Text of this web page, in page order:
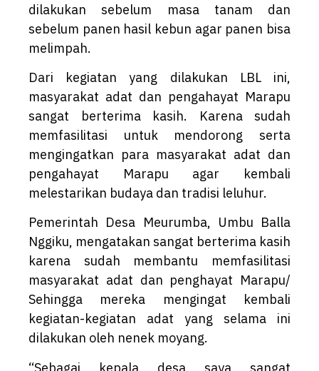
dilakukan sebelum masa tanam dan
sebelum panen hasil kebun agar panen bisa
melimpah.
Dari kegiatan yang dilakukan LBL ini,
masyarakat adat dan pengahayat Marapu
sangat berterima kasih. Karena sudah
memfasilitasi untuk mendorong serta
mengingatkan para masyarakat adat dan
pengahayat Marapu agar kembali
melestarikan budaya dan tradisi leluhur.
Pemerintah Desa Meurumba, Umbu Balla
Nggiku, mengatakan sangat berterima kasih
karena sudah membantu memfasilitasi
masyarakat adat dan penghayat Marapu/
Sehingga mereka mengingat kembali
kegiatan-kegiatan adat yang selama ini
dilakukan oleh nenek moyang.
“Sebagai kepala desa saya sangat